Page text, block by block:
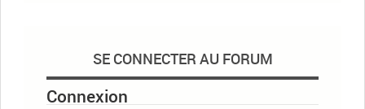
SE CONNECTER AU FORUM
Connexion